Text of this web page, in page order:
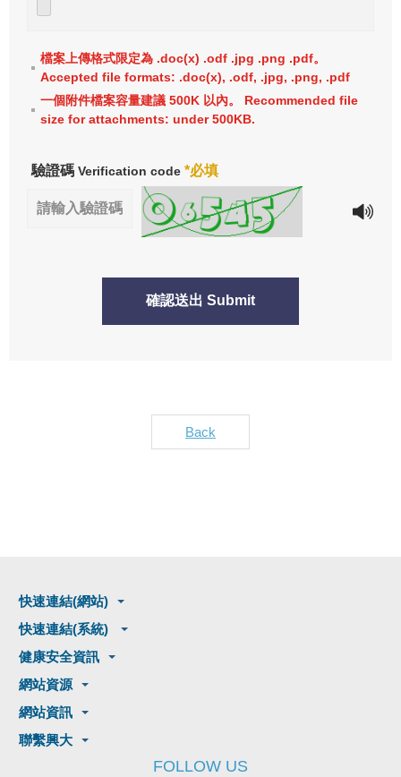
檔案上傳格式限定為 .doc(x) .odf .jpg .png .pdf。
Accepted file formats: .doc(x), .odf, .jpg, .png, .pdf
一個附件檔案容量建議 500K 以內。 Recommended file
size for attachments: under 500KB.
驗證碼 Verification code *必填
確認送出 Submit
Back
快速連結(網站)
快速連結(系統)
健康安全資訊
網站資源
網站資訊
聯繫興大
FOLLOW US